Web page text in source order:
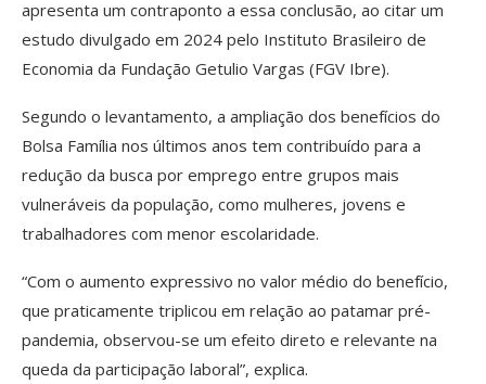
apresenta um contraponto a essa conclusão, ao citar um
estudo divulgado em 2024 pelo Instituto Brasileiro de
Economia da Fundação Getulio Vargas (FGV Ibre).
Segundo o levantamento, a ampliação dos benefícios do
Bolsa Família nos últimos anos tem contribuído para a
redução da busca por emprego entre grupos mais
vulneráveis da população, como mulheres, jovens e
trabalhadores com menor escolaridade.
“Com o aumento expressivo no valor médio do benefício,
que praticamente triplicou em relação ao patamar pré-
pandemia, observou-se um efeito direto e relevante na
queda da participação laboral”, explica.